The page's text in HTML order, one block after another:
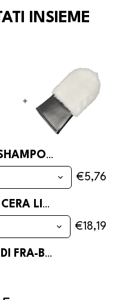
INSIEME
BERSOLUX DI FRA-BER SHAMPOO PER AUTO PROFESSIONALE E CONCENTRATO
€5,76
NANOTECH DI FRA-BER CERA LIQUIDA NANOTECNOLOGICA E AUTOASCIUGANTE PER AUTO
€18,19
GUANTO SUPERLUSSO DI FRA-BER PER LAVAGGIO AUTO